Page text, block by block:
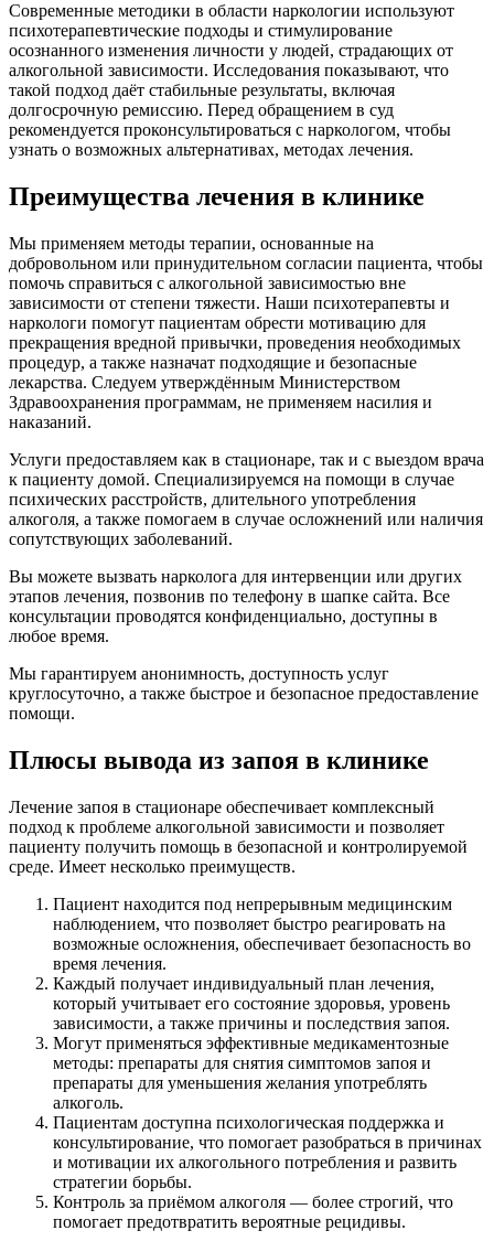
Современные методики в области наркологии используют
психотерапевтические подходы и стимулирование
осознанного изменения личности у людей, страдающих от
алкогольной зависимости. Исследования показывают, что
такой подход даёт стабильные результаты, включая
долгосрочную ремиссию. Перед обращением в суд
рекомендуется проконсультироваться с наркологом, чтобы
узнать о возможных альтернативах, методах лечения.
Преимущества лечения в клинике
Мы применяем методы терапии, основанные на
добровольном или принудительном согласии пациента, чтобы
помочь справиться с алкогольной зависимостью вне
зависимости от степени тяжести. Наши психотерапевты и
наркологи помогут пациентам обрести мотивацию для
прекращения вредной привычки, проведения необходимых
процедур, а также назначат подходящие и безопасные
лекарства. Следуем утверждённым Министерством
Здравоохранения программам, не применяем насилия и
наказаний.
Услуги предоставляем как в стационаре, так и с выездом врача
к пациенту домой. Специализируемся на помощи в случае
психических расстройств, длительного употребления
алкоголя, а также помогаем в случае осложнений или наличия
сопутствующих заболеваний.
Вы можете вызвать нарколога для интервенции или других
этапов лечения, позвонив по телефону в шапке сайта. Все
консультации проводятся конфиденциально, доступны в
любое время.
Мы гарантируем анонимность, доступность услуг
круглосуточно, а также быстрое и безопасное предоставление
помощи.
Плюсы вывода из запоя в клинике
Лечение запоя в стационаре обеспечивает комплексный
подход к проблеме алкогольной зависимости и позволяет
пациенту получить помощь в безопасной и контролируемой
среде. Имеет несколько преимуществ.
Пациент находится под непрерывным медицинским
наблюдением, что позволяет быстро реагировать на
возможные осложнения, обеспечивает безопасность во
время лечения.
Каждый получает индивидуальный план лечения,
который учитывает его состояние здоровья, уровень
зависимости, а также причины и последствия запоя.
Могут применяться эффективные медикаментозные
методы: препараты для снятия симптомов запоя и
препараты для уменьшения желания употреблять
алкоголь.
Пациентам доступна психологическая поддержка и
консультирование, что помогает разобраться в причинах
и мотивации их алкогольного потребления и развить
стратегии борьбы.
Контроль за приёмом алкоголя — более строгий, что
помогает предотвратить вероятные рецидивы.